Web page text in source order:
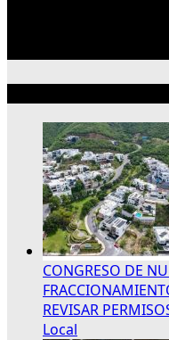
CONGRESO DE
REVISAR
Local